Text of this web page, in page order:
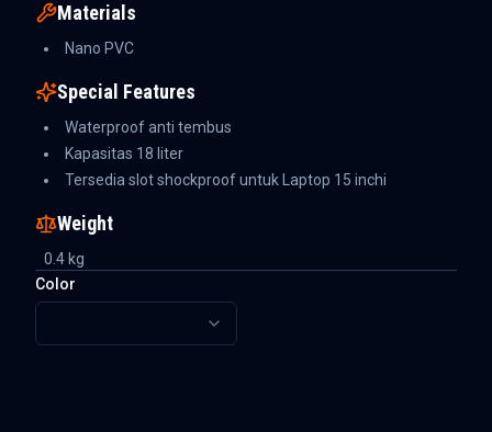
Materials
Nano PVC
Special Features
Waterproof anti tembus
Kapasitas 18 liter
Tersedia slot shockproof untuk Laptop 15 inchi
Weight
0.4 kg
Color